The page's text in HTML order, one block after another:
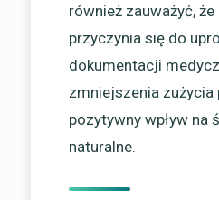
również zauważyć,
przyczynia się do
dokumentacji
zmniejszenia zużycia
pozytywny wpływ na
naturalne.